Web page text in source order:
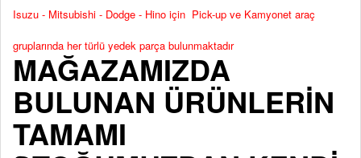
Isuzu - Mitsubishi - Dodge - Hino için Pick-up ve Kamyonet araç
gruplarında her türlü yedek parça bulunmaktadır
MAĞAZAMIZDA
BULUNAN ÜRÜNLERİN
TAMAMI